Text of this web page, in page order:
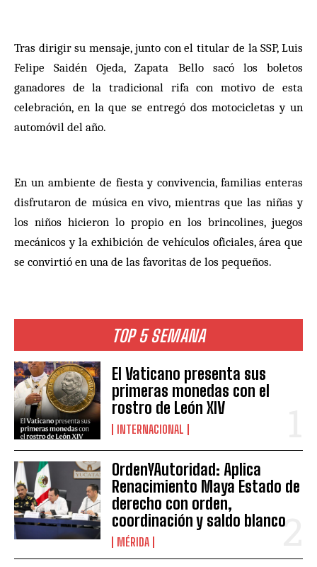
TOP 5 SEMANA
El Vaticano presenta sus
primeras monedas con el
rostro de León XIV
INTERNACIONAL
OrdenYAutoridad: Aplica
Renacimiento Maya Estado de
derecho con orden,
coordinación y saldo blanco
MÉRIDA
Tras dirigir su mensaje, junto con el titular de la SSP, Luis
Felipe Saidén Ojeda, Zapata Bello sacó los boletos
ganadores de la tradicional rifa con motivo de esta
celebración, en la que se entregó dos motocicletas y un
automóvil del año.
En un ambiente de fiesta y convivencia, familias enteras
disfrutaron de música en vivo, mientras que las niñas y
los niños hicieron lo propio en los brincolines, juegos
mecánicos y la exhibición de vehículos oficiales, área que
se convirtió en una de las favoritas de los pequeños.